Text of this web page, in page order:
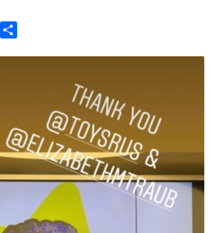
LinkedIn